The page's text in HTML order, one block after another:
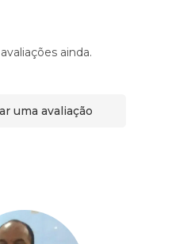
ainda.
uma avaliação